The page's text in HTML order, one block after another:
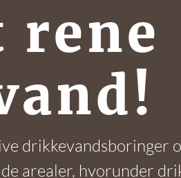
rene
drikkevandsboringer
arealer, hvorunder